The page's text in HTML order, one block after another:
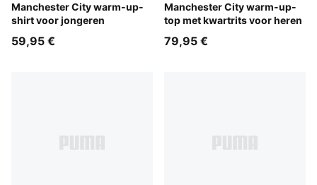
Manchester City warm-up-
shirt voor jongeren
Icy Blue-Regal Blue
59,95 €
Manchester City warm-up-
top met kwartrits voor heren
Icy Blue-Regal Blue
79,95 €